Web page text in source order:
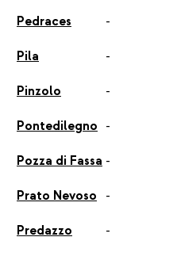
Pedraces
-
Pila -
Pinzolo -
Pontedilegno -
Pozza di Fassa -
Prato Nevoso -
Predazzo -